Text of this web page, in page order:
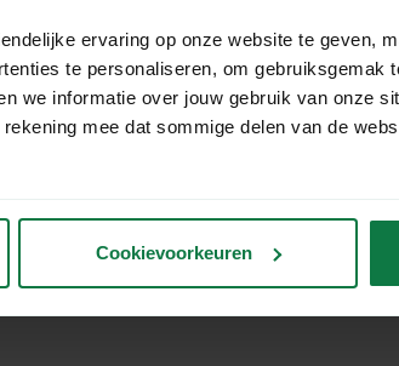
ervaring op onze website te geven,
te personaliseren, om gebruiksgemak
we informatie over jouw gebruik van onze
mee dat sommige delen van de
Cookievoorkeuren
us